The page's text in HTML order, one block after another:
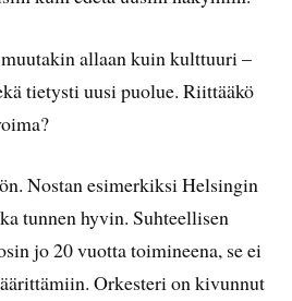
allaan kuin kulttuuri –
tietysti uusi puolue. Riittääkö
Nostan esimerkiksi Helsingin
tunnen hyvin. Suhteellisen
jo 20 vuotta toimineena, se ei
Orkesteri on kivunnut